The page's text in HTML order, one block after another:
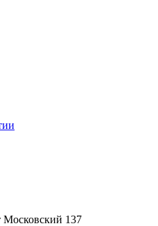
Московский 137